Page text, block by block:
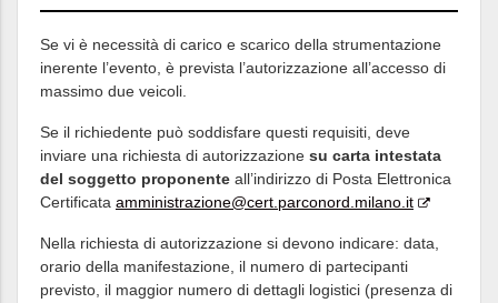
Se vi è necessità di carico e scarico della strumentazione
inerente l’evento, è prevista l’autorizzazione all’accesso di
massimo due veicoli.
Se il richiedente può soddisfare questi requisiti, deve
inviare una richiesta di autorizzazione su carta intestata
del soggetto proponente all’indirizzo di Posta Elettronica
Certificata amministrazione@cert.parconord.milano.it
Nella richiesta di autorizzazione si devono indicare: data,
orario della manifestazione, il numero di partecipanti
previsto, il maggior numero di dettagli logistici (presenza di